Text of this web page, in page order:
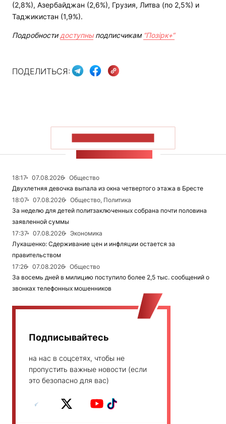
(2,8%), Азербайджан (2,6%), Грузия, Литва (по 2,5%) и
Таджикистан (1,9%).
Подробности доступныподписчикам “Позірк+“
ПОДЕЛИТЬСЯ:
18:17 07.08.2026
Общество
Двухлетняя девочка выпала из окна четвертого этажа в Бресте
18:07
07.08.2026
Общество, Политика
За неделю для детей политзаключенных собрана почти половина
заявленной суммы
17:37
07.08.2026
Экономика
Лукашенко: Сдерживание цен и инфляции остается за
правительством
17:26
07.08.2026
Общество
За восемь дней в милицию поступило более 2,5 тыс. сообщений о
звонках телефонных мошенников
Подписывайтесь
на нас в соцсетях, чтобы не
пропустить важные новости (если
это безопасно для вас)